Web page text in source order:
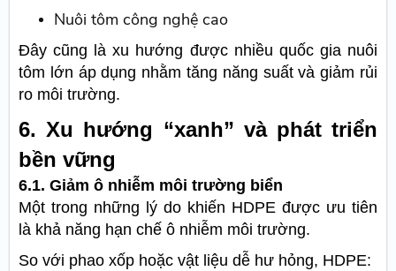
Nuôi tôm công nghệ cao
Đây cũng là xu hướng được nhiều quốc gia nuôi
tôm lớn áp dụng nhằm tăng năng suất và giảm rủi
ro môi trường.
6. Xu hướng “xanh” và phát triển
bền vững
6.1. Giảm ô nhiễm môi trường biển
Một trong những lý do khiến HDPE được ưu tiên
là khả năng hạn chế ô nhiễm môi trường.
So với phao xốp hoặc vật liệu dễ hư hỏng, HDPE: